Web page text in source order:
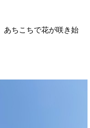
あちこちで花が咲き始